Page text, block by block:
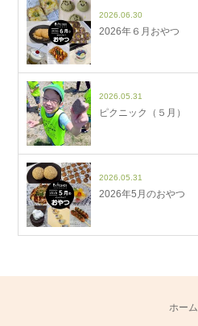
2026.06.30
2026年６月おやつ
2026.05.31
ピクニック（５月）
2026.05.31
2026年5月のおやつ
ホーム